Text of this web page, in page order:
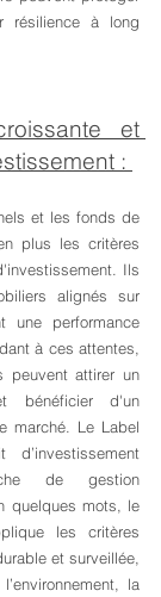
résilience à long
et
:
et les fonds de
plus les critères
Ils
alignés sur
une performance
à ces attentes,
peuvent attirer un
bénéficier d'un
marché. Le Label
de gestion
quelques mots, le
les critères
et surveillée,
la